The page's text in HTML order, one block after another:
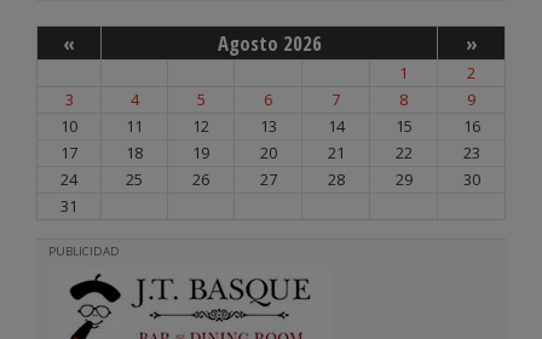
« Agosto 2026 »
1
2
3
4 5 6 7 8
9
10
11 12 13 14 15
16
17
18 19 20 21 22
23
24
25 26 27 28 29
30
31
PUBLICIDAD